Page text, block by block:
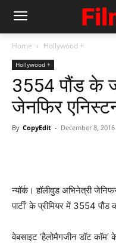
Home Hollywood +
Hollywood +
3554 पौंड के
जेनफिर
By CopyEdit - December 8, 2016
न्‍यॉर्क। हॉलीवुड अभिनेत्री
पार्टी’ के प्रीमियर में 3554
वेबसाइट ‘हैलोमैगजीन डॉट